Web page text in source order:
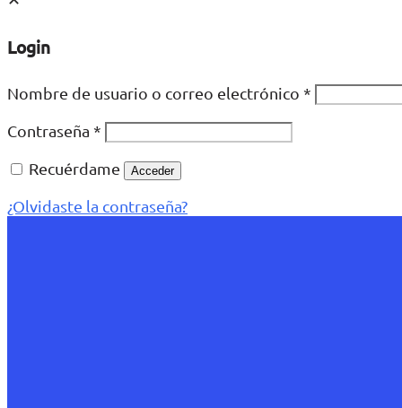
Login
Nombre de usuario o correo electrónico *
Contraseña *
Recuérdame
Acceder
¿Olvidaste la contraseña?